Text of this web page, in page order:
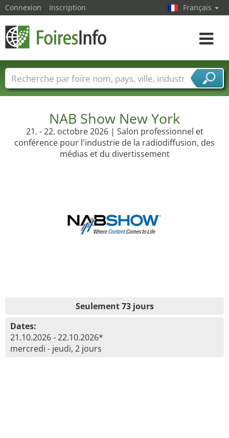
NAB Show New York
21. - 22. octobre 2026 | Salon professionnel et
conférence pour l'industrie de la radiodiffusion, des
médias et du divertissement
Seulement 73 jours
Dates:
21.10.2026 - 22.10.2026*
mercredi - jeudi, 2 jours
Connexion Inscription Français
Toggle
Foire noms Pays Villes
Secteurs de foire